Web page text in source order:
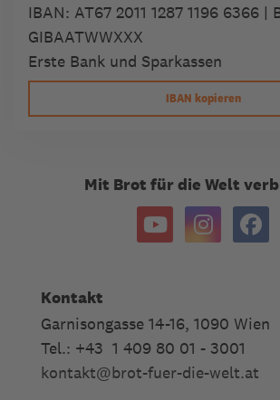
IBAN: AT67 2011 1287 1196 6366 |
GIBAATWWXXX
Erste Bank und Sparkassen
IBAN kopieren
Mit Brot für die Welt
Kontakt
Garnisongasse 14-16, 1090 Wien
Tel.: +43 1 409 80 01 - 3001
kontakt@brot-fuer-die-welt.at